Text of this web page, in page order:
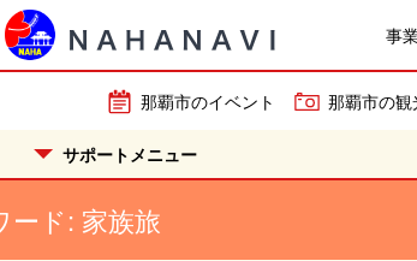
事
那覇市のイベント 那覇市の観
サポートメニュー
ード: 家族旅